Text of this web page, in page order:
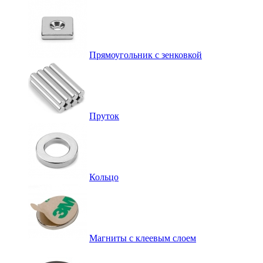
Прямоугольник с зенковкой
Пруток
Кольцо
Магниты с клеевым слоем